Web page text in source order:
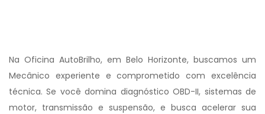
Na Oficina AutoBrilho, em Belo Horizonte, buscamos um
Mecânico experiente e comprometido com excelência
técnica. Se você domina diagnóstico OBD-II, sistemas de
motor, transmissão e suspensão, e busca acelerar sua